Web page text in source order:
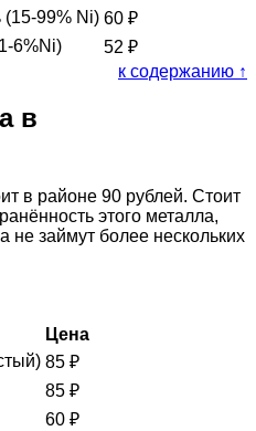
(15-99% Ni) 60 ₽
6%Ni)
52 ₽
к содержанию ↑
в
в районе 90 рублей. Стоит
этого металла,
не займут более нескольких
Цена
85 ₽
85 ₽
60 ₽